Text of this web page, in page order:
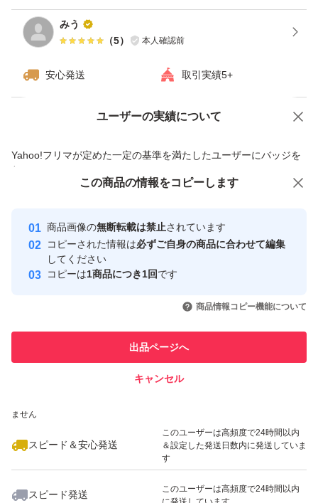
みう
（5） 本人確認前
安心発送 取引実績5+
ユーザーの実績について
Yahoo!フリマが定めた一定の基準を満たしたユーザーにバッジを
付与しています
安心取引出品者
心・安全なユーザーです
取引実績
引を完了させた実績があります
での取引実績があります
ません
スピード＆安心発送
このユーザーは高頻度で24時間以内
＆設定した発送日数内に発送していま
す
スピード発送
このユーザーは高頻度で24時間以内
価格の相談 商品への質問
この商品の情報をコピーします
商品画像の無断転載は禁止されています
コピーされた情報は必ずご自身の商品に合わせて編集
してください
コピーは1商品につき1回です
商品情報コピー機能について
出品ページへ
キャンセル
この商品をみている人にオススメ